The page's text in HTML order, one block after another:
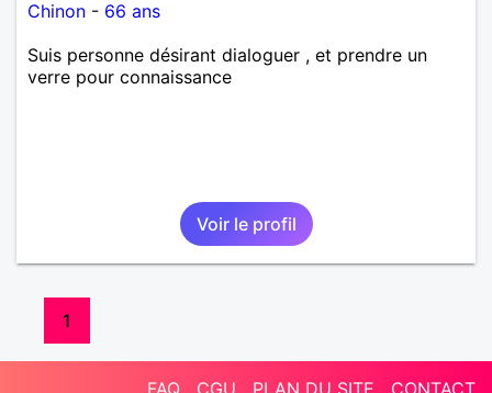
Chinon - 66 ans
Suis personne désirant dialoguer , et prendre un
verre pour connaissance
Voir le profil
1
FAQ CGU PLAN DU SITE CONTACT